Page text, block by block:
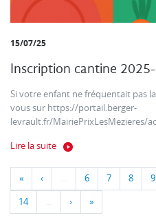
15/07/25
Inscription cantine
Si votre enfant ne fréquentait pas
vous sur https://portail.berger-
levrault.fr/MairiePrixLesMezieres/
Lire la suite
« ‹ … 6 7 8 9
14 … › »